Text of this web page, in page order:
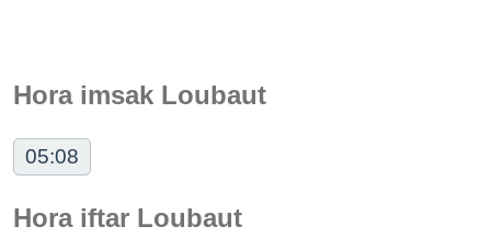
Hora imsak Loubaut
05:08
Hora iftar Loubaut